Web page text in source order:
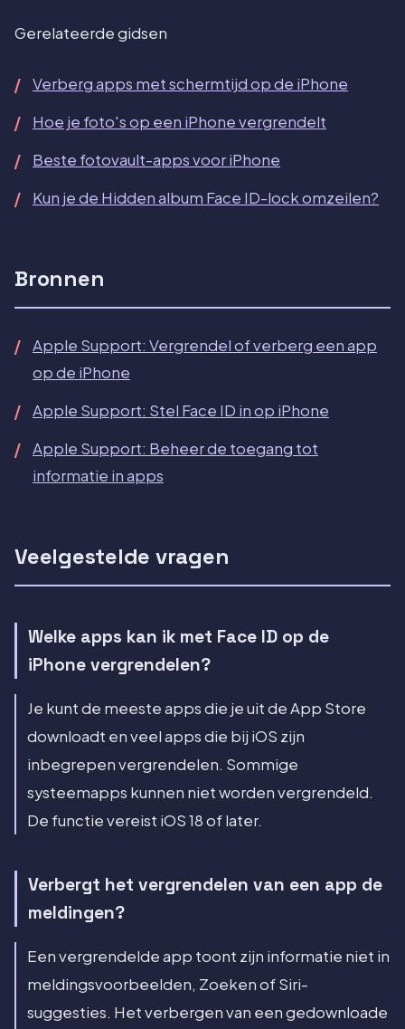
Gerelateerde gidsen
Verberg apps met schermtijd op de iPhone
Hoe je foto's op een iPhone vergrendelt
Beste fotovault-apps voor iPhone
Kun je de Hidden album Face ID-lock omzeilen?
Bronnen
Apple Support: Vergrendel of verberg een app
op de iPhone
Apple Support: Stel Face ID in op iPhone
Apple Support: Beheer de toegang tot
informatie in apps
Veelgestelde vragen
Welke apps kan ik met Face ID op de
iPhone vergrendelen?
Je kunt de meeste apps die je uit de App Store
downloadt en veel apps die bij iOS zijn
inbegrepen vergrendelen. Sommige
systeemapps kunnen niet worden vergrendeld.
De functie vereist iOS 18 of later.
Verbergt het vergrendelen van een app de
meldingen?
Een vergrendelde app toont zijn informatie niet in
meldingsvoorbeelden, Zoeken of Siri-
suggesties. Het verbergen van een gedownloade